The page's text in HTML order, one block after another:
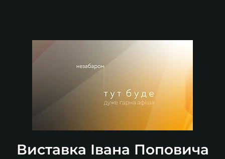
Виставка Івана Поповича